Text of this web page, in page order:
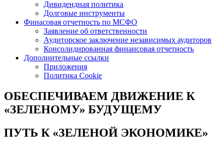
Дивидендная политика
Долговые инструменты
Финасовая отчетность по МСФО
Заявление об ответственности
Аудиторское заключение независимых аудиторов
Консолидированная финансовая отчетность
Дополнительные ссылки
Приложения
Политика Cookie
ОБЕСПЕЧИВАЕМ ДВИЖЕНИЕ К
«ЗЕЛЕНОМУ» БУДУЩЕМУ
ПУТЬ К«ЗЕЛЕНОЙ ЭКОНОМИКЕ»